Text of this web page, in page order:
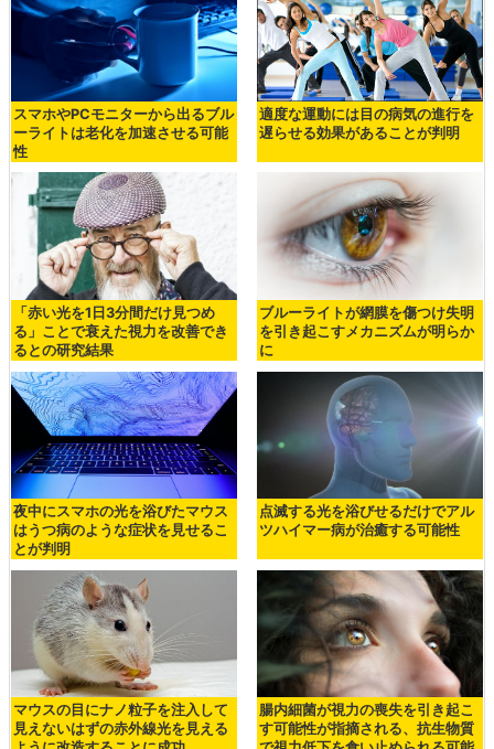
スマホやPCモニターから出るブル
ーライトは老化を加速させる可能
性
適度な運動には目の病気の進行を
遅らせる効果があることが判明
「赤い光を1日3分間だけ見つめ
る」ことで衰えた視力を改善でき
るとの研究結果
ブルーライトが網膜を傷つけ失明
を引き起こすメカニズムが明らか
に
夜中にスマホの光を浴びたマウス
はうつ病のような症状を見せるこ
とが判明
点滅する光を浴びせるだけでアル
ツハイマー病が治癒する可能性
マウスの目にナノ粒子を注入して
見えないはずの赤外線光を見える
腸内細菌が視力の喪失を引き起こ
す可能性が指摘される、抗生物質